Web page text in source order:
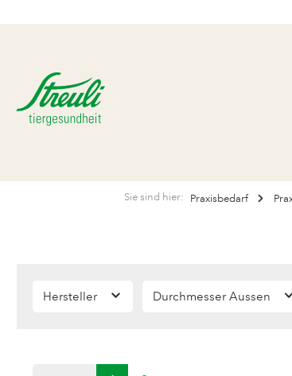
Sie sind hier: Praxisbedarf
Hersteller Durchmesser Aussen